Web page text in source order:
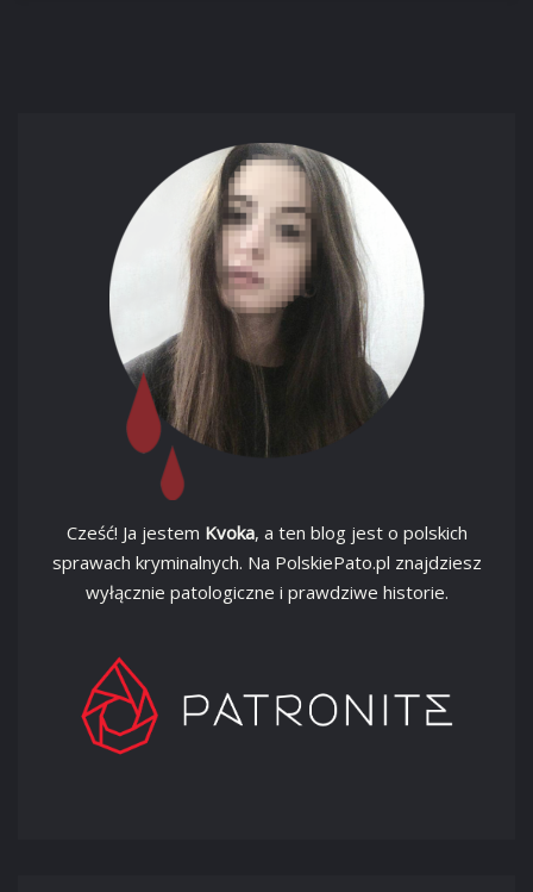
Cześć! Ja jestem Kvoka, a ten blog jest o polskich
sprawach kryminalnych. Na PolskiePato.pl znajdziesz
wyłącznie patologiczne i prawdziwe historie.